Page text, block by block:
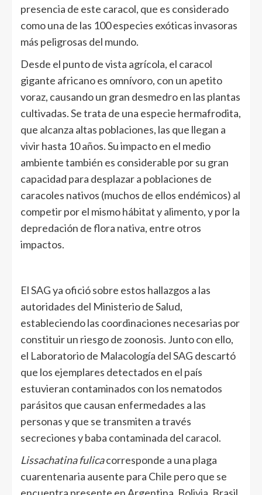
presencia de este caracol, que es considerado
como una de las 100 especies exóticas invasoras
más peligrosas del mundo.
Desde el punto de vista agrícola, el caracol
gigante africano es omnívoro, con un apetito
voraz, causando un gran desmedro en las plantas
cultivadas. Se trata de una especie hermafrodita,
que alcanza altas poblaciones, las que llegan a
vivir hasta 10 años. Su impacto en el medio
ambiente también es considerable por su gran
capacidad para desplazar a poblaciones de
caracoles nativos (muchos de ellos endémicos) al
competir por el mismo hábitat y alimento, y por la
depredación de flora nativa, entre otros
impactos.
El SAG ya ofició sobre estos hallazgos a las
autoridades del Ministerio de Salud,
estableciendo las coordinaciones necesarias por
constituir un riesgo de zoonosis. Junto con ello,
el Laboratorio de Malacología del SAG descartó
que los ejemplares detectados en el país
estuvieran contaminados con los nematodos
parásitos que causan enfermedades a las
personas y que se transmiten a través
secreciones y baba contaminada del caracol.
Lissachatina fulicacorresponde a una plaga
cuarentenaria ausente para Chile pero que se